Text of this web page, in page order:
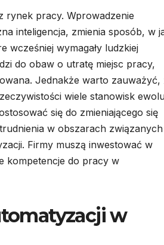
rynek pracy. Wprowadzenie
inteligencja, zmienia sposób, w
wcześniej wymagały ludzkiej
do obaw o utratę miejsc pracy,
Jednakże warto zauważyć,
wiele stanowisk
się do zmieniającego się
w obszarach
Firmy muszą inwestować w
kompetencje do pracy w
w